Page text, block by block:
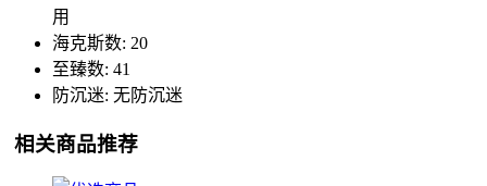
用
海克斯数: 20
至臻数: 41
防沉迷: 无防沉迷
相关商品推荐